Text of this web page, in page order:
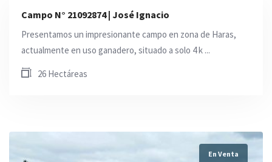
Campo N° 21092874 | José Ignacio
Presentamos un impresionante campo en zona de Haras,
actualmente en uso ganadero, situado a solo 4 k ...
26 Hectáreas
En Venta